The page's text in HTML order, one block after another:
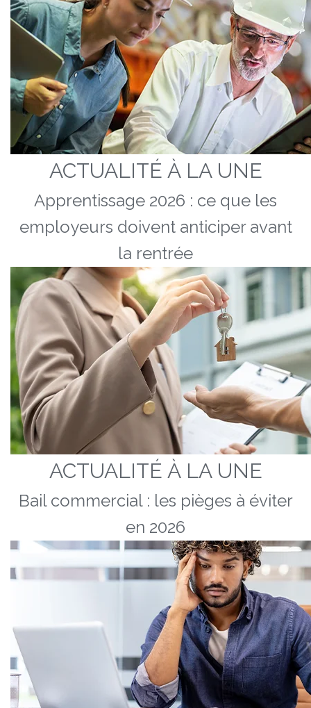
ACTUALITÉ À LA UNE
Apprentissage 2026 : ce que les
employeurs doivent anticiper avant
la rentrée
ACTUALITÉ À LA UNE
Bail commercial : les pièges à éviter
en 2026